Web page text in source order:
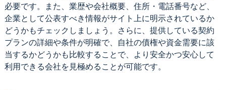
必要です。また、業歴や会社概要、住所・電話番号など、
企業として公表すべき情報がサイト上に明示されているか
どうかもチェックしましょう。さらに、提供している契約
プランの詳細や条件が明確で、自社の債権や資金需要に該
当するかどうかも比較することで、より安全かつ安心して
利用できる会社を見極めることが可能です。